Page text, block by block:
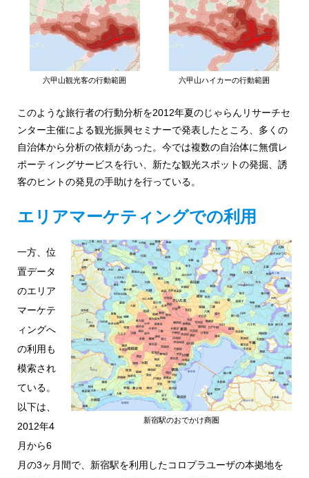
六甲山観光客の行動範囲 六甲山ハイカーの行動範囲
このような旅行者の行動分析を2012年夏のじゃらんリサーチセ
ンター主催による観光振興セミナーで発表したところ、多くの
自治体から分析の依頼があった。今では複数の自治体に無償レ
ポーティングサービスを行い、新たな観光スポットの発掘、誘
客のヒントの発見の手助けを行っている。
エリアマーケティングでの利用
新宿駅のおでかけ商圏
一方、位
置データ
のエリア
マーケテ
ィングへ
の利用も
模索され
ている。
以下は、
2012年4
月から6
月の3ヶ月間で、新宿駅を利用したコロプラユーザの本拠地を